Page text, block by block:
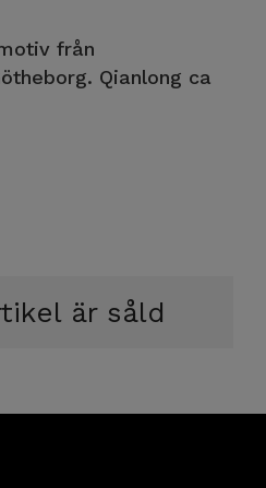
från
Qianlong ca
är såld